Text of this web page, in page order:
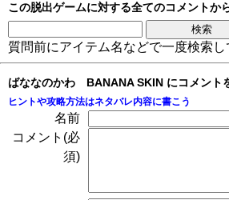
この脱出ゲームに対する全てのコメントか
質問前にアイテム名などで一度検索し
ばななのかわ BANANA SKIN にコメント
ヒントや攻略方法はネタバレ内容に書こう
名前
コメント(必
須)